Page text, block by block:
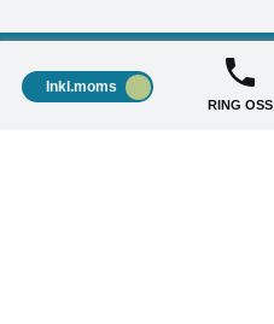
Inkl.moms
RING OSS